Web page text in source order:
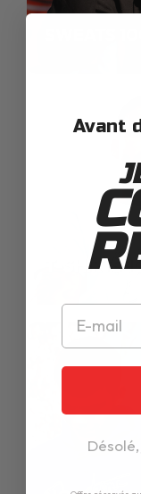
T-SHIRTS
Avant